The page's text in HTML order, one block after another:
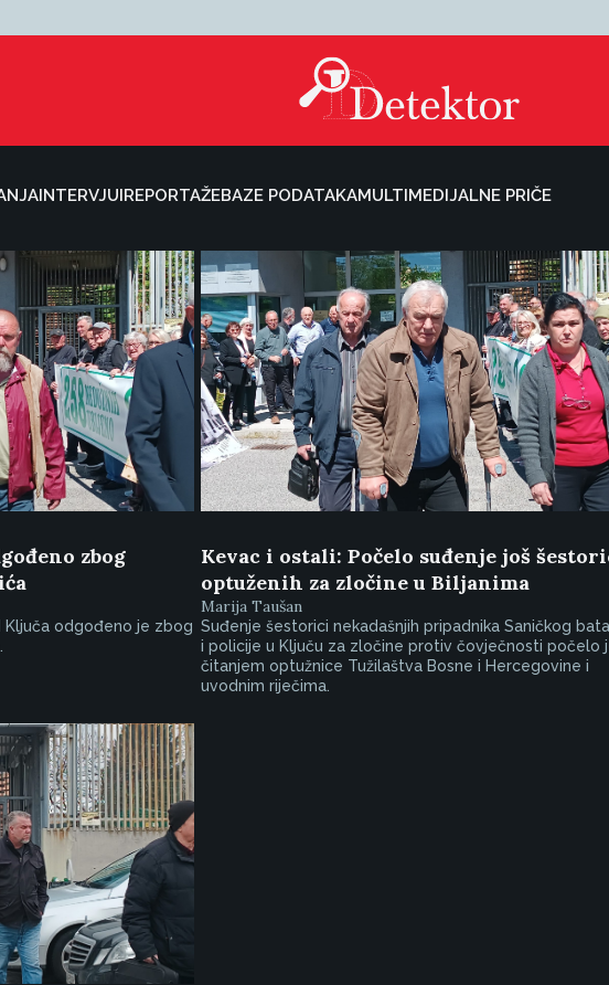
INTERVJUIREPORTAŽEBAZE PODATAKAMULTIMEDIJALNE PRIČE
zbog
Ključa odgođeno je zbog
Kevac i ostali: Počelo suđenje još
optuženih za zločine u Biljanima
Marija Taušan
Suđenje šestorici nekadašnjih pripadnika Saničkog
i policije u Ključu za zločine protiv čovječnosti počelo
čitanjem optužnice Tužilaštva Bosne i Hercegovine i
uvodnim riječima.